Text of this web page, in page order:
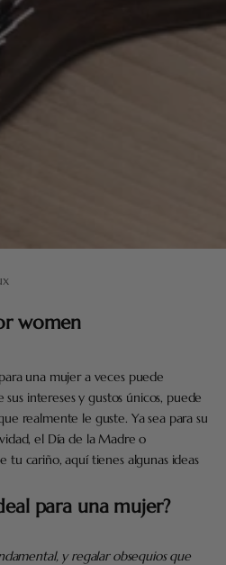
women
una mujer a veces puede
intereses y gustos únicos, puede
realmente le guste. Ya sea para su
el Día de la Madre o
tu cariño, aquí tienes algunas ideas
para una mujer?
y regalar obsequios que